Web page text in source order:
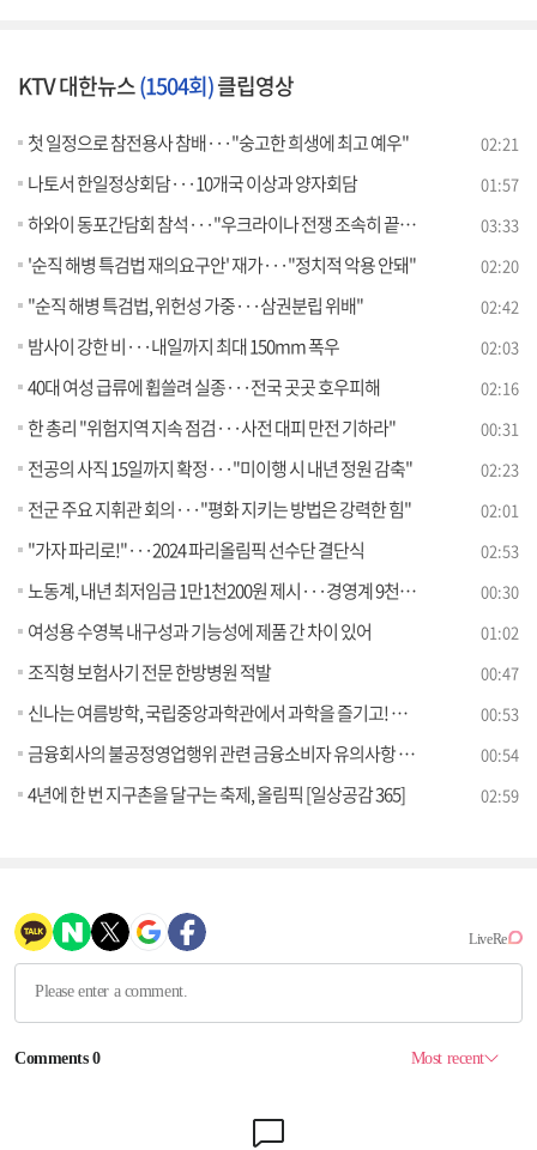
KTV 대한뉴스(1504회)클립영상
첫 일정으로 참전용사 참배···"숭고한 희생에 최고 예우" 02:21
나토서 한일정상회담···10개국 이상과 양자회담 01:57
하와이 동포간담회 참석···"우크라이나 전쟁 조속히 끝내도록 힘 보탤 것" [뉴스의 맥] 03:33
'순직 해병 특검법 재의요구안' 재가···"정치적 악용 안돼" 02:20
"순직 해병 특검법, 위헌성 가중···삼권분립 위배" 02:42
밤사이 강한 비···내일까지 최대 150mm 폭우 02:03
40대 여성 급류에 휩쓸려 실종···전국 곳곳 호우피해 02:16
한 총리 "위험지역 지속 점검···사전 대피 만전 기하라" 00:31
전공의 사직 15일까지 확정···"미이행 시 내년 정원 감축" 02:23
전군 주요 지휘관 회의···"평화 지키는 방법은 강력한 힘" 02:01
"가자 파리로!"···2024 파리올림픽 선수단 결단식 02:53
노동계, 내년 최저임금 1만1천200원 제시···경영계 9천870원 00:30
여성용 수영복 내구성과 기능성에 제품 간 차이 있어 01:02
조직형 보험사기 전문 한방병원 적발 00:47
신나는 여름방학, 국립중앙과학관에서 과학을 즐기고! 배우자! 00:53
금융회사의 불공정영업행위 관련 금융소비자 유의사항 안내 00:54
4년에 한 번 지구촌을 달구는 축제, 올림픽 [일상공감 365] 02:59